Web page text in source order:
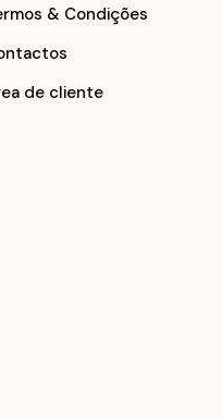
& Condições
de cliente